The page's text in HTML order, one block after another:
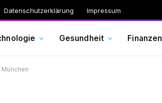
Datenschutzerklärung Impressum
Gesundheit Finanzen